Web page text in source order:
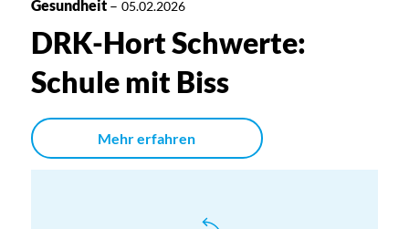
Gesundheit– 05.02.2026
DRK-Hort Schwerte:
Schule mit Biss
Mehr erfahren